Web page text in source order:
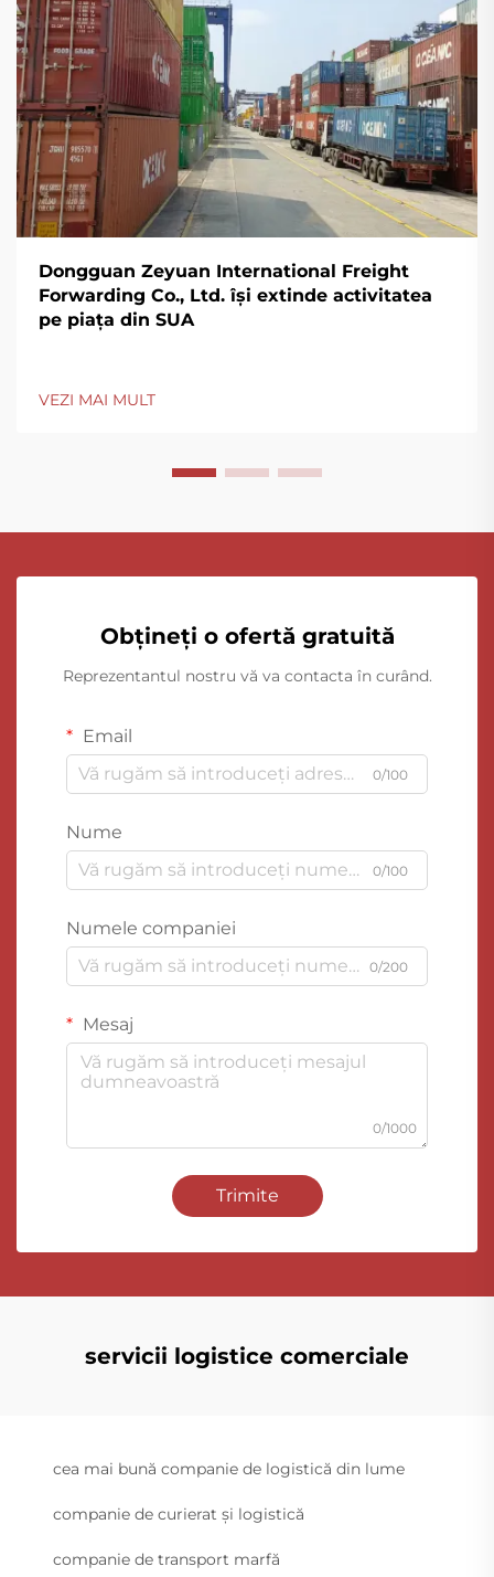
Dongguan Zeyuan International Freight
Forwarding Co., Ltd. își extinde activitatea
pe piața din SUA
VEZI MAI MULT
Obțineți o ofertă gratuită
Reprezentantul nostru vă va contacta în curând.
Email
0/100
Nume
0/100
Numele companiei
0/200
Mesaj
0/1000
Trimite
servicii logistice comerciale
cea mai bună companie de logistică din lume
companie de curierat și logistică
companie de transport marfă